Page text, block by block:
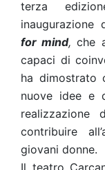
terza
inaugurazione
for mind, che
capaci di
ha dimostrato
nuove idee e
contribuire
giovani donne.
Il teatro